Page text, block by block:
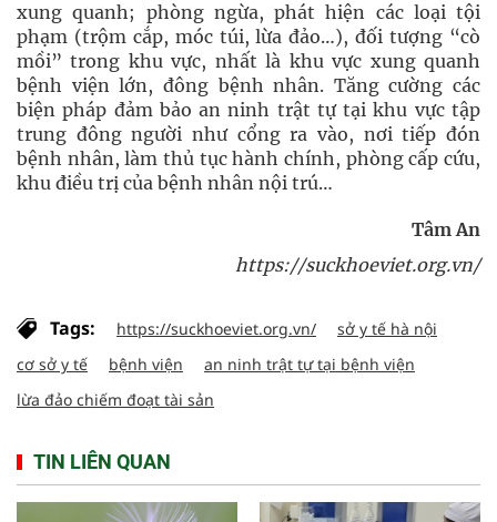
xung quanh; phòng ngừa, phát hiện các loại tội
phạm (trộm cắp, móc túi, lừa đảo…), đối tượng “cò
mồi” trong khu vực, nhất là khu vực xung quanh
bệnh viện lớn, đông bệnh nhân. Tăng cường các
biện pháp đảm bảo an ninh trật tự tại khu vực tập
trung đông người như cổng ra vào, nơi tiếp đón
bệnh nhân, làm thủ tục hành chính, phòng cấp cứu,
khu điều trị của bệnh nhân nội trú…
Tâm An
https://suckhoeviet.org.vn/
Tags: https://suckhoeviet.org.vn/
sở y tế hà nội
cơ sở y tế
bệnh viện
an ninh trật tự tại bệnh viện
lừa đảo chiếm đoạt tài sản
TIN LIÊN QUAN